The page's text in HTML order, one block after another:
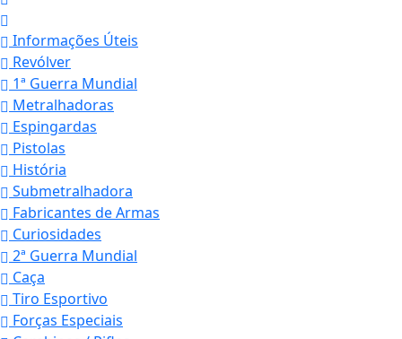
Informações Úteis
Revólver
1ª Guerra Mundial
Metralhadoras
Espingardas
Pistolas
História
Submetralhadora
Fabricantes de Armas
Curiosidades
2ª Guerra Mundial
Caça
Tiro Esportivo
Forças Especiais